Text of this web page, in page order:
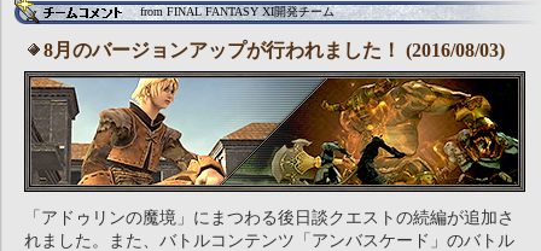
from FINAL FANTASY XI開発チーム
8月のバージョンアップが行われました！ (2016/08/03)
「アドゥリンの魔境」にまつわる後日談クエストの続編が追加さ
れました。また、バトルコンテンツ「アンバスケード」のバトル